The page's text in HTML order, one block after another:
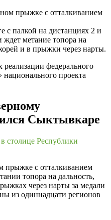
прыжке с отталкиванием
с палкой на дистанциях 2 и
метание топора на
и в прыжки через нарты.
федерального
проекта
Сыктывкаре
столице Республики
с отталкиванием
топора на дальность,
через нарты за медали
из одиннадцати регионов